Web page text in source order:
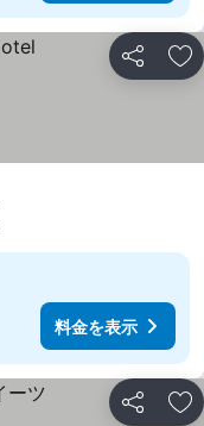
シェア お
料金を表示
シェア お